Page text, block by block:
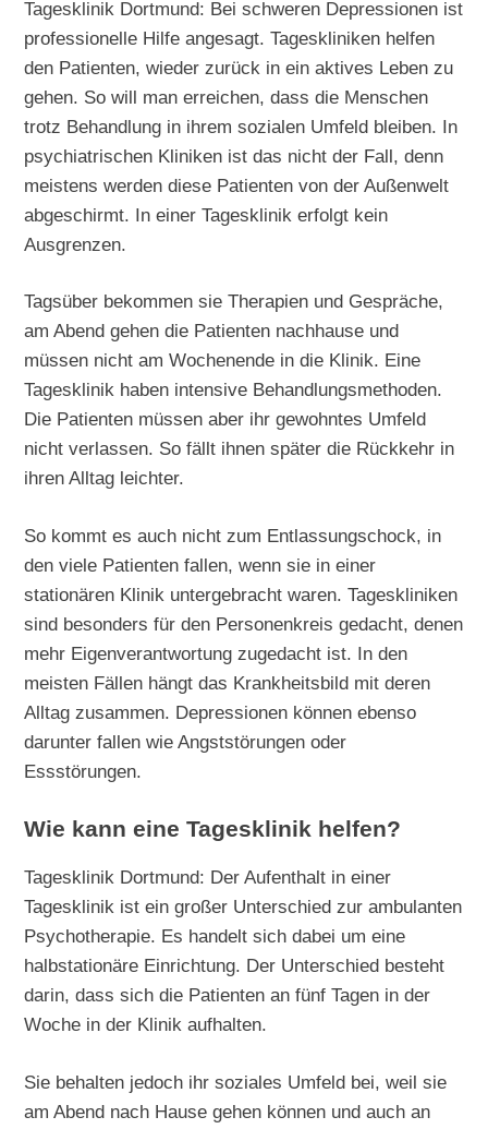
Tagesklinik Dortmund: Bei schweren Depressionen ist
professionelle Hilfe angesagt. Tageskliniken helfen
den Patienten, wieder zurück in ein aktives Leben zu
gehen. So will man erreichen, dass die Menschen
trotz Behandlung in ihrem sozialen Umfeld bleiben. In
psychiatrischen Kliniken ist das nicht der Fall, denn
meistens werden diese Patienten von der Außenwelt
abgeschirmt. In einer Tagesklinik erfolgt kein
Ausgrenzen.
Tagsüber bekommen sie Therapien und Gespräche,
am Abend gehen die Patienten nachhause und
müssen nicht am Wochenende in die Klinik. Eine
Tagesklinik haben intensive Behandlungsmethoden.
Die Patienten müssen aber ihr gewohntes Umfeld
nicht verlassen. So fällt ihnen später die Rückkehr in
ihren Alltag leichter.
So kommt es auch nicht zum Entlassungschock, in
den viele Patienten fallen, wenn sie in einer
stationären Klinik untergebracht waren. Tageskliniken
sind besonders für den Personenkreis gedacht, denen
mehr Eigenverantwortung zugedacht ist. In den
meisten Fällen hängt das Krankheitsbild mit deren
Alltag zusammen. Depressionen können ebenso
darunter fallen wie Angststörungen oder
Essstörungen.
Wie kann eine Tagesklinik helfen?
Tagesklinik Dortmund: Der Aufenthalt in einer
Tagesklinik ist ein großer Unterschied zur ambulanten
Psychotherapie. Es handelt sich dabei um eine
halbstationäre Einrichtung. Der Unterschied besteht
darin, dass sich die Patienten an fünf Tagen in der
Woche in der Klinik aufhalten.
Sie behalten jedoch ihr soziales Umfeld bei, weil sie
am Abend nach Hause gehen können und auch an